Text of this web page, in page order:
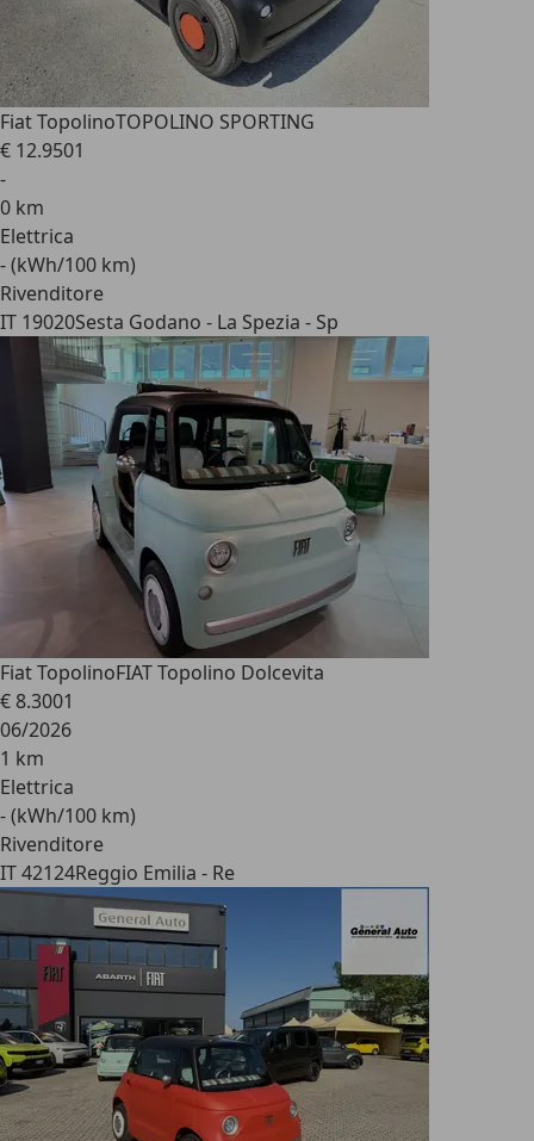
Fiat TopolinoTOPOLINO SPORTING
€ 12.9501
-
0 km
Elettrica
- (kWh/100 km)
Rivenditore
IT 19020Sesta Godano - La Spezia - Sp
Fiat TopolinoFIAT Topolino Dolcevita
€ 8.3001
06/2026
1 km
Elettrica
- (kWh/100 km)
Rivenditore
IT 42124Reggio Emilia - Re